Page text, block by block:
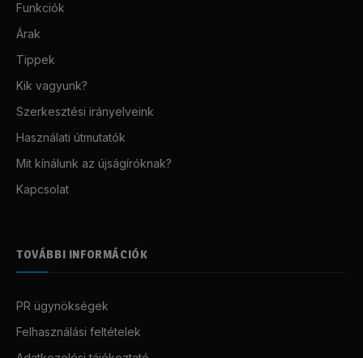
Funkciók
Árak
Tippek
Kik vagyunk?
Szerkesztési irányelveink
Használati útmutatók
Mit kínálunk az újságíróknak?
Kapcsolat
TOVÁBBI INFORMÁCIÓK
PR ügynökségek
Felhasználási feltételek